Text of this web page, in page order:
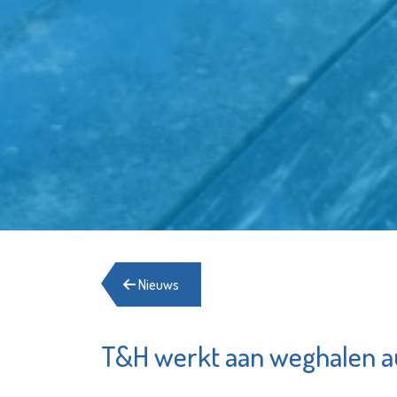
Nieuws
T&H werkt aan weghalen
Het